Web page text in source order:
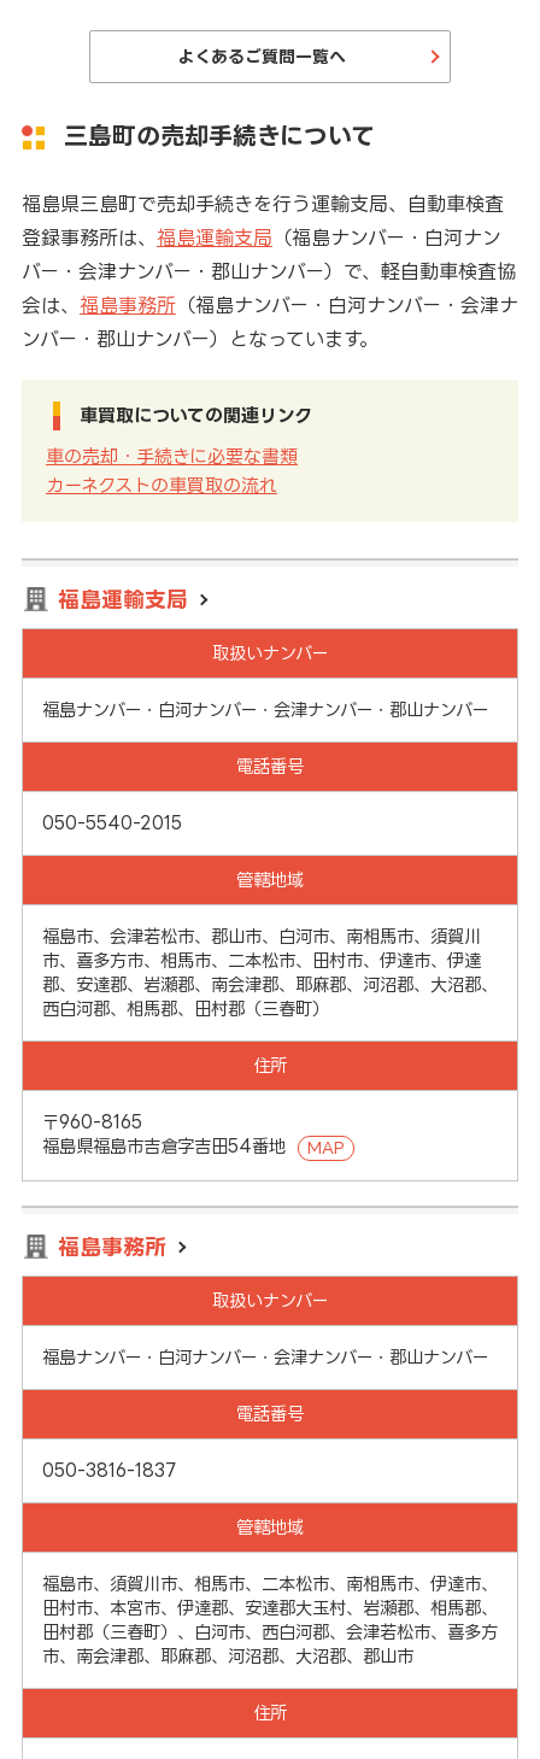
よくあるご質問一覧へ
三島町の売却手続きについて
福島県三島町で売却手続きを行う運輸支局、自動車検査
登録事務所は、 福島運輸支局 （福島ナンバー・白河ナン
バー・会津ナンバー・郡山ナンバー）で、軽自動車検査協
会は、 福島事務所（福島ナンバー・白河ナンバー・会津ナ
ンバー・郡山ナンバー）となっています。
車買取についての関連リンク
車の売却・手続きに必要な書類
カーネクストの車買取の流れ
福島運輸支局
取扱いナンバー
福島ナンバー・白河ナンバー・会津ナンバー・郡山ナンバー
電話番号
050-5540-2015
管轄地域
福島市、会津若松市、郡山市、白河市、南相馬市、須賀川
市、喜多方市、相馬市、二本松市、田村市、伊達市、伊達
郡、安達郡、岩瀬郡、南会津郡、耶麻郡、河沼郡、大沼郡、
西白河郡、相馬郡、田村郡（三春町）
住所
〒960-8165
福島県福島市吉倉字吉田54番地
MAP
福島事務所
取扱いナンバー
福島ナンバー・白河ナンバー・会津ナンバー・郡山ナンバー
電話番号
050-3816-1837
管轄地域
福島市、須賀川市、相馬市、二本松市、南相馬市、伊達市、
田村市、本宮市、伊達郡、安達郡大玉村、岩瀬郡、相馬郡、
田村郡（三春町）、白河市、西白河郡、会津若松市、喜多方
市、南会津郡、耶麻郡、河沼郡、大沼郡、郡山市
住所